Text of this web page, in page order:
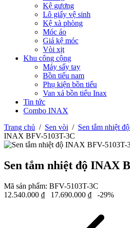
Kệ gương
Lô giấy vệ sinh
Kệ xà phòng
Móc áo
Giá kệ móc
Vòi xịt
Khu công cộng
Máy sấy tay
Bồn tiểu nam
Phụ kiện bồn tiểu
Van xả bồn tiểu Inax
Tin tức
Combo INAX
Trang chủ / Sen vòi / Sen tắm nhiệt
INAX BFV-5103T-3C
Sen tắm nhiệt độ INAX
Mã sản phẩm: BFV-5103T-3C
12.540.000 ₫ 17.690.000 ₫ -29%